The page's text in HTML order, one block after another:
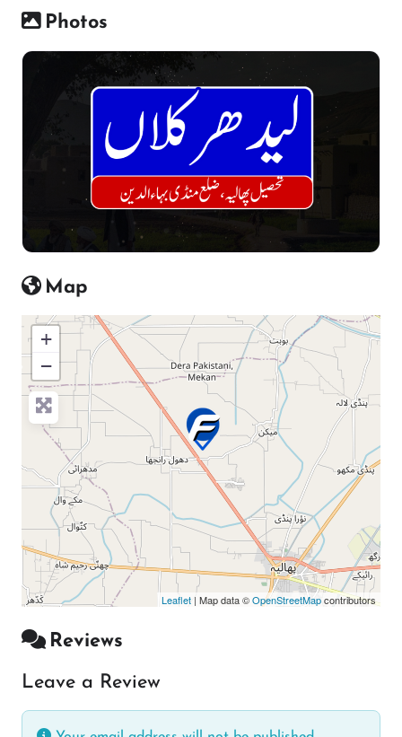
Photos
Map
+
−
Press Enter key to search
Leaflet | Map data ©OpenStreetMapcontributors
Reviews
Leave a Review